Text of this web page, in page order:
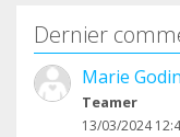
Dernier
Marie
Teamer
13/03/2024